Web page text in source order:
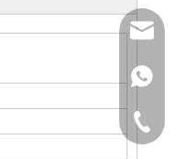
電子メ
電話番